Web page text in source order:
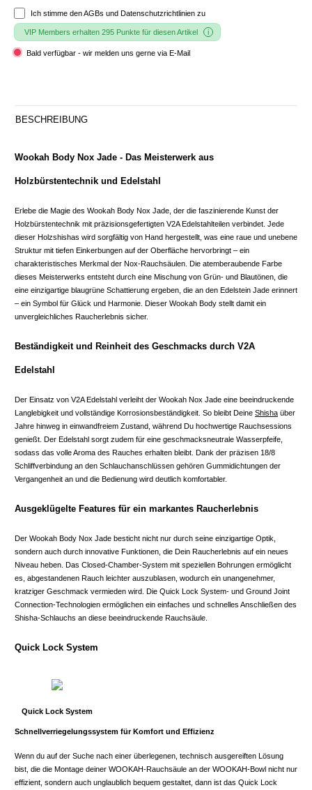
Ich stimme denAGBs und Datenschutzrichtlinien zu
VIP Members erhalten 295 Punkte für diesen Artikel
Bald verfügbar - wir melden uns gerne via E-Mail
BESCHREIBUNG
Wookah Body Nox Jade - Das Meisterwerk aus
Holzbürstentechnik und Edelstahl
Erlebe die Magie des Wookah Body Nox Jade, der die faszinierende Kunst der
Holzbürstentechnik mit präzisionsgefertigten V2A Edelstahlteilen verbindet. Jede
dieser Holzshishas wird sorgfältig von Hand hergestellt, was eine raue und unebene
Struktur mit tiefen Einkerbungen auf der Oberfläche hervorbringt – ein
charakteristisches Merkmal der Nox-Rauchsäulen. Die atemberaubende Farbe
dieses Meisterwerks entsteht durch eine Mischung von Grün- und Blautönen, die
eine einzigartige blaugrüne Schattierung ergeben, die an den Edelstein Jade erinnert
– ein Symbol für Glück und Harmonie. Dieser Wookah Body stellt damit ein
unvergleichliches Raucherlebnis sicher.
Beständigkeit und Reinheit des Geschmacks durch V2A
Edelstahl
Der Einsatz von V2A Edelstahl verleiht der Wookah Nox Jade eine beeindruckende
Langlebigkeit und vollständige Korrosionsbeständigkeit. So bleibt Deine Shisha über
Jahre hinweg in einwandfreiem Zustand, während Du hochwertige Rauchsessions
genießt. Der Edelstahl sorgt zudem für eine geschmacksneutrale Wasserpfeife,
sodass das volle Aroma des Rauches erhalten bleibt. Dank der präzisen 18/8
Schliffverbindung an den Schlauchanschlüssen gehören Gummidichtungen der
Vergangenheit an und die Bedienung wird deutlich komfortabler.
Ausgeklügelte Features für ein markantes Raucherlebnis
Der Wookah Body Nox Jade besticht nicht nur durch seine einzigartige Optik,
sondern auch durch innovative Funktionen, die Dein Raucherlebnis auf ein neues
Niveau heben. Das Closed-Chamber-System mit speziellen Bohrungen ermöglicht
es, abgestandenen Rauch leichter auszublasen, wodurch ein unangenehmer,
kratziger Geschmack vermieden wird. Die Quick Lock System- und Ground Joint
Connection-Technologien ermöglichen ein einfaches und schnelles Anschließen des
Shisha-Schlauchs an diese beeindruckende Rauchsäule.
Quick Lock System
Quick Lock System
Schnellverriegelungssystem für Komfort und Effizienz
Wenn du auf der Suche nach einer überlegenen, technisch ausgereiften Lösung
bist, die die Montage deiner WOOKAH-Rauchsäule an der WOOKAH-Bowl nicht nur
effizient, sondern auch unglaublich bequem gestaltet, dann ist das Quick Lock